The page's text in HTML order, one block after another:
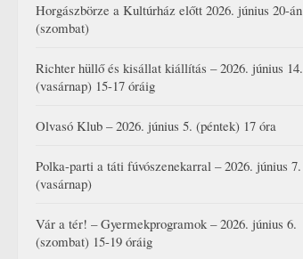
Horgászbörze a Kultúrház előtt 2026. június 20-án
(szombat)
Richter hüllő és kisállat kiállítás – 2026. június 14.
(vasárnap) 15-17 óráig
Olvasó Klub – 2026. június 5. (péntek) 17 óra
Polka-parti a táti fúvószenekarral – 2026. június 7.
(vasárnap)
Vár a tér! – Gyermekprogramok – 2026. június 6.
(szombat) 15-19 óráig